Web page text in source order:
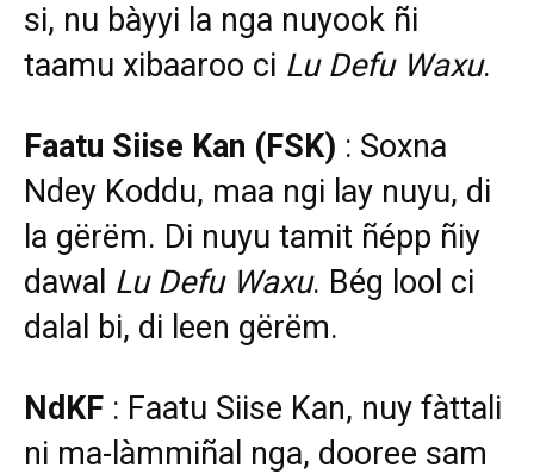
si, nu bàyyi la nga nuyook ñi
taamu xibaaroo ci Lu Defu Waxu.
Faatu Siise Kan (FSK) : Soxna
Ndey Koddu, maa ngi lay nuyu, di
la gërëm. Di nuyu tamit ñépp ñiy
dawal Lu Defu Waxu. Bég lool ci
dalal bi, di leen gërëm.
NdKF : Faatu Siise Kan, nuy fàttali
ni ma-làmmiñal nga, dooree sam